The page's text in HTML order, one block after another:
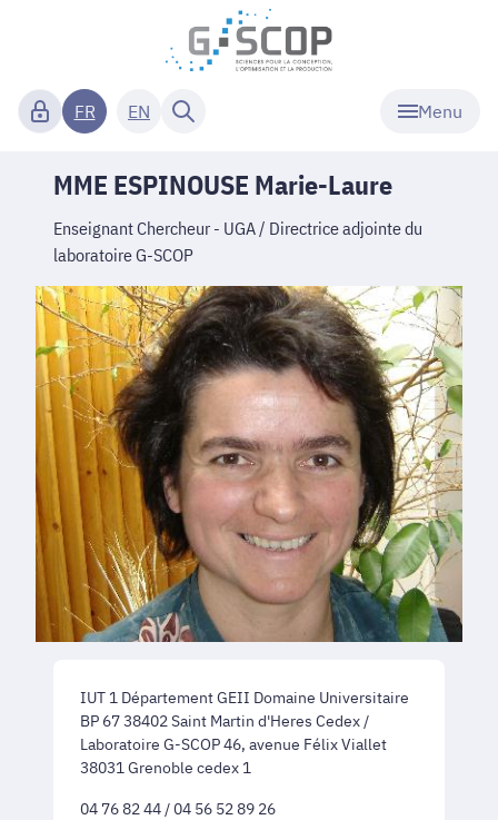
Menu
FR EN
MME ESPINOUSE Marie-Laure
Enseignant Chercheur - UGA / Directrice adjointe du
laboratoire G-SCOP
IUT 1 Département GEII Domaine Universitaire
BP 67 38402 Saint Martin d'Heres Cedex /
Laboratoire G-SCOP 46, avenue Félix Viallet
38031 Grenoble cedex 1
04 76 82 44 / 04 56 52 89 26